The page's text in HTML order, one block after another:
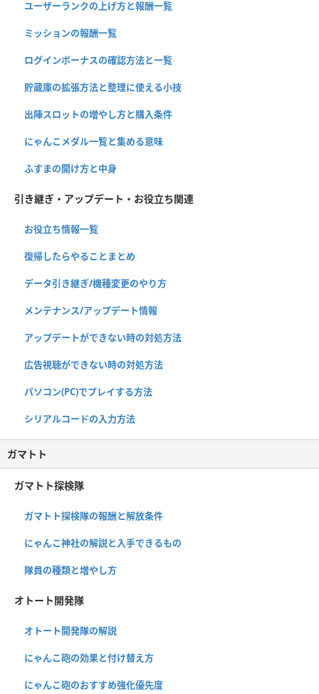
ユーザーランクの上げ方と報酬一覧
ミッションの報酬一覧
ログインボーナスの確認方法と一覧
貯蔵庫の拡張方法と整理に使える小技
出陣スロットの増やし方と購入条件
にゃんこメダル一覧と集める意味
ふすまの開け方と中身
引き継ぎ・アップデート・お役立ち関連
お役立ち情報一覧
復帰したらやることまとめ
データ引き継ぎ/機種変更のやり方
メンテナンス/アップデート情報
アップデートができない時の対処方法
広告視聴ができない時の対処方法
パソコン(PC)でプレイする方法
シリアルコードの入力方法
ガマトト
ガマトト探検隊
ガマトト探検隊の報酬と解放条件
にゃんこ神社の解説と入手できるもの
隊員の種類と増やし方
オトート開発隊
オトート開発隊の解説
にゃんこ砲の効果と付け替え方
にゃんこ砲のおすすめ強化優先度